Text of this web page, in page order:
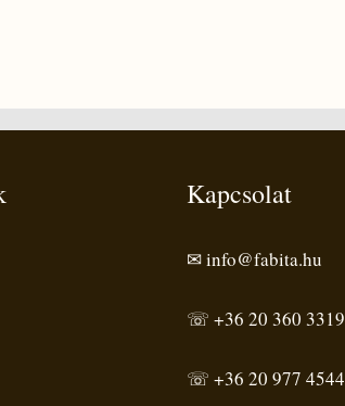
Kapcsolat
✉ info@fabita.hu
☏ +36 20 360 3319
☏ +36 20 977 4544